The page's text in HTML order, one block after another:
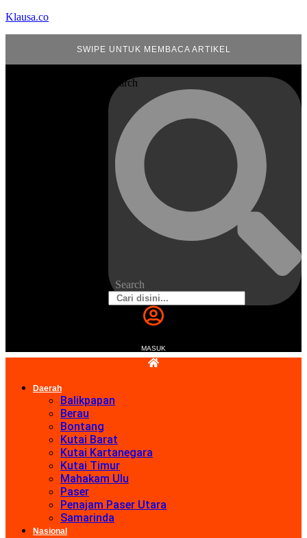
Klausa.co
SWIPE UNTUK MEMBACA ARTIKEL
Search
Search
MASUK
Daerah
Balikpapan
Berau
Bontang
Kutai Barat
Kutai Kartanegara
Kutai Timur
Mahakam Ulu
Paser
Penajam Paser Utara
Samarinda
Nasional